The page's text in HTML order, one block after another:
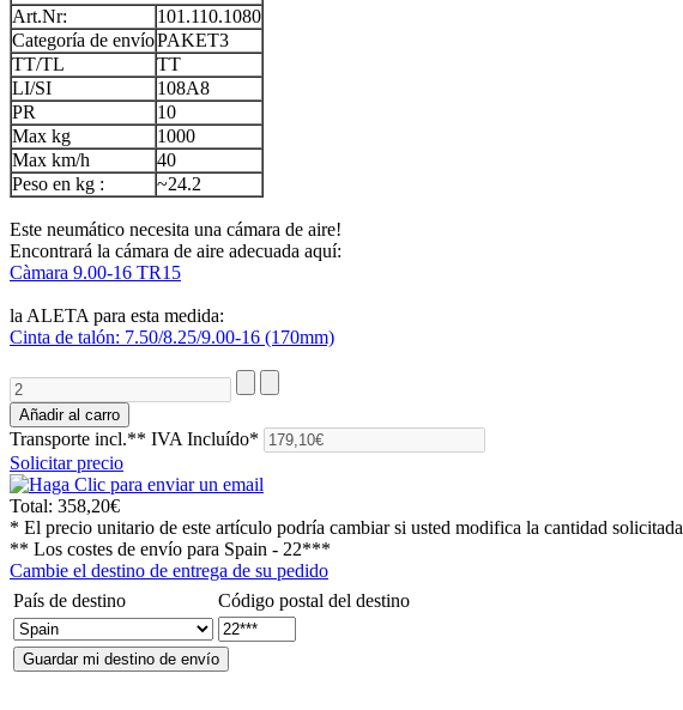
Art.Nr:
101.110.1080
Categoría de envíoPAKET3
TT/TL
TT
LI/SI
108A8
PR
10
Max kg
1000
Max km/h
40
Peso en kg :
~24.2
Este neumático necesita una cámara de aire!
Encontrará la cámara de aire adecuada aquí:
Càmara 9.00-16 TR15
la ALETA para esta medida:
Cinta de talón: 7.50/8.25/9.00-16 (170mm)
Transporte incl.** IVA Incluído*
Solicitar precio
Total: 358,20€
* El precio unitario de este artículo podría cambiar si usted modifica la cantidad solicitada
** Los costes de envío para Spain - 22***
Cambie el destino de entrega de su pedido
País de destino
Código postal del destino